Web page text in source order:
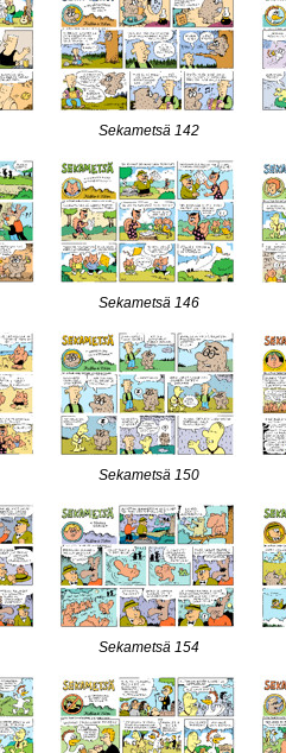
Sekametsä 142
Sekametsä 146
Sekametsä 150
Sekametsä 154